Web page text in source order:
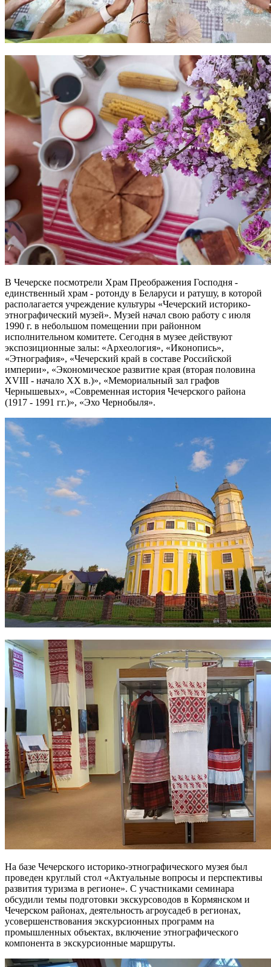
В Чечерске посмотрели Храм Преображения Господня -
единственный храм - ротонду в Беларуси и ратушу, в которой
располагается учреждение культуры «Чечерский историко-
этнографический музей». Музей начал свою работу с июля
1990 г. в небольшом помещении при районном
исполнительном комитете. Сегодня в музее действуют
экспозиционные залы: «Археология», «Иконопись»,
«Этнография», «Чечерский край в составе Российской
империи», «Экономическое развитие края (вторая половина
XVIII - начало XX в.)», «Мемориальный зал графов
Чернышевых», «Современная история Чечерского района
(1917 - 1991 гг.)», «Эхо Чернобыля».
На базе Чечерского историко-этнографического музея был
проведен круглый стол «Актуальные вопросы и перспективы
развития туризма в регионе». С участниками семинара
обсудили темы подготовки экскурсоводов в Кормянском и
Чечерском районах, деятельность агроусадеб в регионах,
усовершенствования экскурсионных программ на
промышленных объектах, включение этнографического
компонента в экскурсионные маршруты.